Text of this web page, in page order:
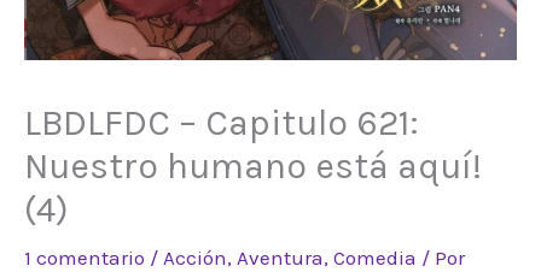
LBDLFDC – Capitulo 621:
Nuestro humano está aquí!
(4)
1 comentario / Acción, Aventura, Comedia / Por